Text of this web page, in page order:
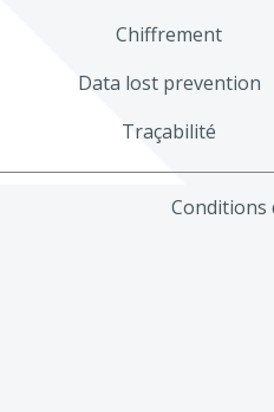
Chiffrement
Data lost prevention
Traçabilité
Conditions